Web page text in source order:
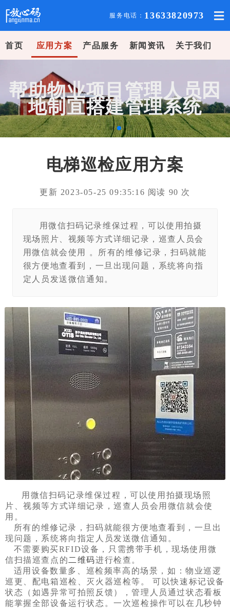
服务电话： 13633820973
首页 应用方案 产品服务 新闻资讯 关于我们
帮助物业项目管理人员因
地制宜搭建管理系统
电梯巡检应用方案
更新 2023-05-25 09:35:16 阅读 90 次
用微信扫码记录维保过程，可以使用拍摄
现场照片、视频等方式详细记录，巡查人员会
用微信就会使用 。所有的维修记录，扫码就能
很方便地查看到，一旦出现问题，系统将向指
定人员发送微信通知。
用微信扫码记录维保过程，可以使用拍摄现场照
片、视频等方式详细记录，巡查人员会用微信就会使
用。
所有的维修记录，扫码就能很方便地查看到，一旦出
现问题，系统将向指定人员发送微信通知。
不需要购买RFID设备，只需携带手机，现场使用微
信扫描巡查点的 二维码进行检查。
适用设备数量多、巡检频率高的场景，如：物业巡逻
巡更、配电箱巡检、灭火器巡检等。 可以快速标记设备
状态（如遇异常可拍照反馈），管理人员通过状态看板
能掌握全部设备运行状态。一次巡检操作可以在几秒钟